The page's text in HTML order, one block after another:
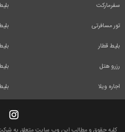
سفرمارکت
تور مسافرتی
بلیط قطار
رزرو هتل
اجاره ویلا